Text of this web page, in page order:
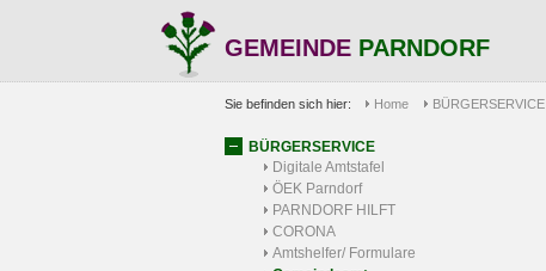
GEMEINDE PARNDORF
Sie befinden sich hier: Home BÜRGERSERVICE
BÜRGERSERVICE
Digitale Amtstafel
ÖEK Parndorf
PARNDORF HILFT
CORONA
Amtshelfer/ Formulare